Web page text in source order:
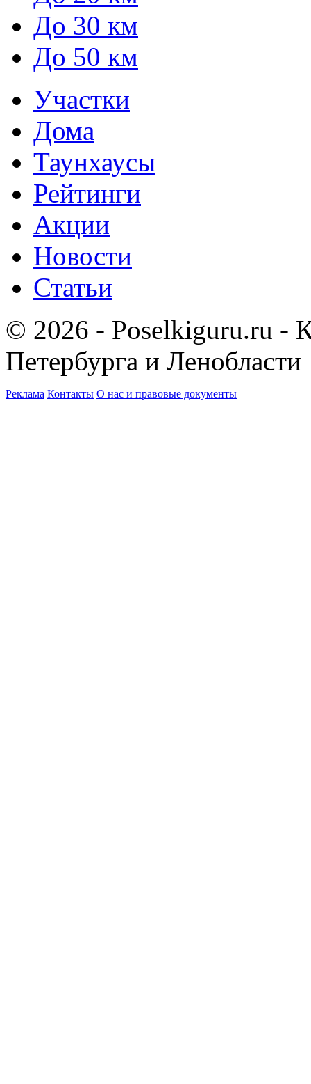
До 30 км
До 50 км
Участки
Дома
Таунхаусы
Рейтинги
Акции
Новости
Статьи
© 2026 - Poselkiguru.ru -
Петербурга и Ленобласти
Реклама Контакты О нас и правовые документы